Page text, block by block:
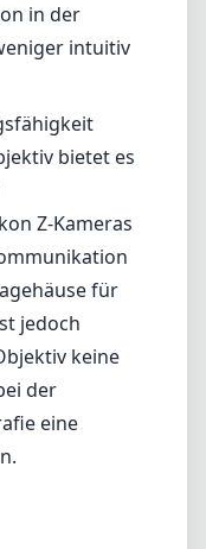
in der
intuitiv
bietet es
Z-Kameras
für
jedoch
keine
der
eine